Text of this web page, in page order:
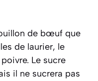
de bœuf que
de laurier, le
Le sucre
il ne sucrera pas